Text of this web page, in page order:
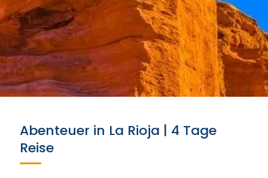
Abenteuer in La Rioja | 4 Tage
Reise